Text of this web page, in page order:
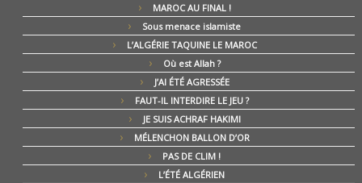
MAROC AU FINAL !
Sous menace islamiste
L’ALGÉRIE TAQUINE LE MAROC
Où est Allah ?
J’AI ÉTÉ AGRESSÉE
FAUT-IL INTERDIRE LE JEU ?
JE SUIS ACHRAF HAKIMI
MÉLENCHON BALLON D’OR
PAS DE CLIM !
L’ÉTÉ ALGÉRIEN